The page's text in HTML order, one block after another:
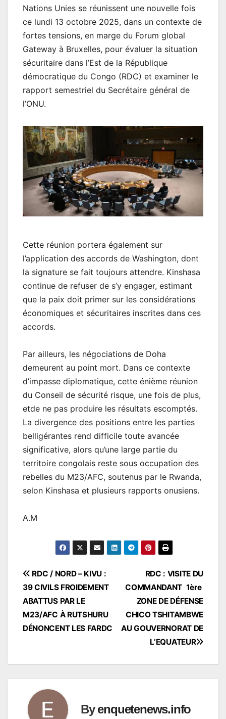
Nations Unies se réunissent une nouvelle fois
ce lundi 13 octobre 2025, dans un contexte de
fortes tensions, en marge du Forum global
Gateway à Bruxelles, pour évaluer la situation
sécuritaire dans l’Est de la République
démocratique du Congo (RDC) et examiner le
rapport semestriel du Secrétaire général de
l’ONU.
Cette réunion portera également sur
l’application des accords de Washington, dont
la signature se fait toujours attendre. Kinshasa
continue de refuser de s’y engager, estimant
que la paix doit primer sur les considérations
économiques et sécuritaires inscrites dans ces
accords.
Par ailleurs, les négociations de Doha
demeurent au point mort. Dans ce contexte
d’impasse diplomatique, cette énième réunion
du Conseil de sécurité risque, une fois de plus,
etde ne pas produire les résultats escomptés.
La divergence des positions entre les parties
belligérantes rend difficile toute avancée
significative, alors qu’une large partie du
territoire congolais reste sous occupation des
rebelles du M23/AFC, soutenus par le Rwanda,
selon Kinshasa et plusieurs rapports onusiens.
A.M
Navigation
de
l’article
RDC : VISITE DU
COMMANDANT 1ère
ZONE DE DÉFENSE
CHICO TSHITAMBWE
AU GOUVERNORAT DE
L’EQUATEUR
RDC / NORD – KIVU :
39 CIVILS FROIDEMENT
ABATTUS PAR LE
M23/AFC À RUTSHURU
DÉNONCENT LES FARDC
Byenquetenews.info